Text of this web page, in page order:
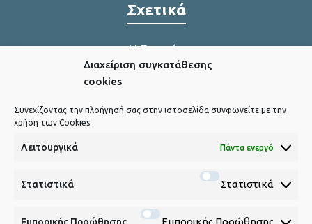
Διαχείριση συγκατάθεσης
cookies
Συνεχίζοντας την πλοήγησή σας στην ιστοσελίδα συνφωνείτε με την
χρήση των Cookies.
Λειτουργικά Πάντα ενεργό
Στατιστικά Στατιστικά
Εμπορικής Προώθησης
Σχετικά
Η Εταιρία
Η παραγωγή μας
Πολιτική Cookies